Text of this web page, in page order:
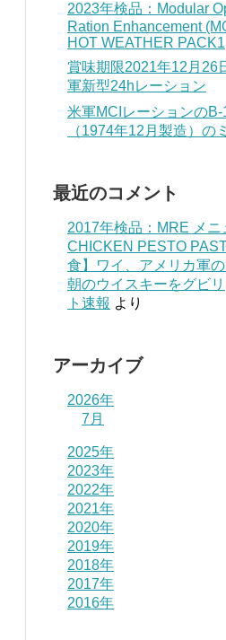
2023年検品：Modular
Ration Enhancement
HOT WEATHER PACK1
賞味期限2021年12月26
軍新型24hレーション
米軍MCIレーションのB-
（1974年12月製造）の
最近のコメント
2017年検品：MRE メニ
CHICKEN PESTO
食】ワイ、アメリカ軍
朝のウイスキーをグビリ
ト速報 より
アーカイブ
2026年
7月
2025年
2023年
2022年
2021年
2020年
2019年
2018年
2017年
2016年